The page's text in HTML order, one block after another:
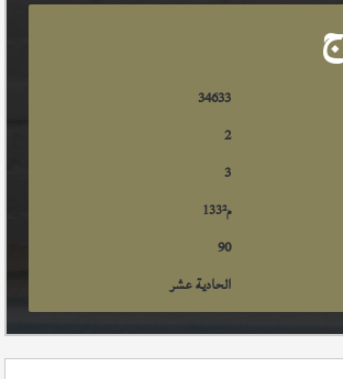
ج
34633
2
3
133م²
90
الحادية عشر